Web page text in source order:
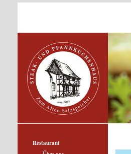
Restaurant